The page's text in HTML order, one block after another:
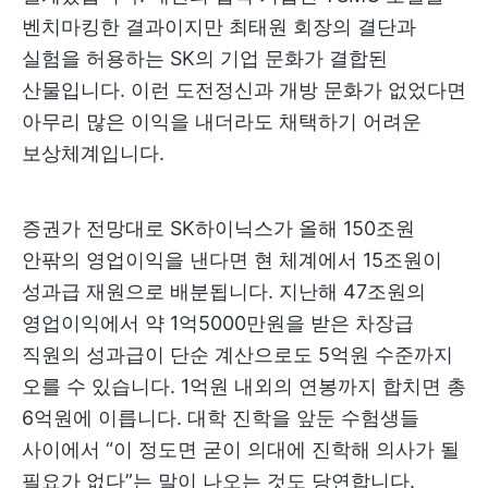
벤치마킹한 결과이지만 최태원 회장의 결단과
실험을 허용하는 SK의 기업 문화가 결합된
산물입니다. 이런 도전정신과 개방 문화가 없었다면
아무리 많은 이익을 내더라도 채택하기 어려운
보상체계입니다.
증권가 전망대로 SK하이닉스가 올해 150조원
안팎의 영업이익을 낸다면 현 체계에서 15조원이
성과급 재원으로 배분됩니다. 지난해 47조원의
영업이익에서 약 1억5000만원을 받은 차장급
직원의 성과급이 단순 계산으로도 5억원 수준까지
오를 수 있습니다. 1억원 내외의 연봉까지 합치면 총
6억원에 이릅니다. 대학 진학을 앞둔 수험생들
사이에서 “이 정도면 굳이 의대에 진학해 의사가 될
필요가 없다”는 말이 나오는 것도 당연합니다.